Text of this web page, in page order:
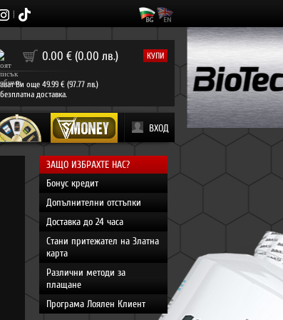
|
0.00 € (0.00 лв.) КУПИ
Ви още 49.99 € (97.77 лв.)
доставка.
ВХОД
ЗАЩО ИЗБРАХТЕ НАС?
Бонус кредит
Допълнителни отстъпки
Доставка до 24 часа
Стани притежател на Златна
карта
Различни методи за
плащане
Програма Лоялен Клиент